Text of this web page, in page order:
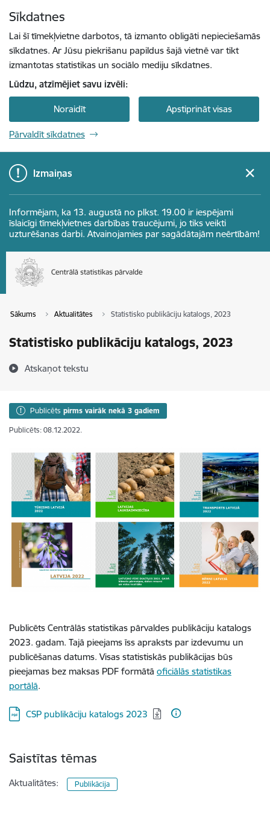
Sīkdatnes
Lai šī tīmekļvietne darbotos, tā izmanto obligāti nepieciešamās
sīkdatnes. Ar Jūsu piekrišanu papildus šajā vietnē var tikt
izmantotas statistikas un sociālo mediju sīkdatnes.
Lūdzu, atzīmējiet savu izvēli:
Noraidīt Apstiprināt visas
Pārvaldīt sīkdatnes
Izmaiņas
Informējam, ka 13. augustā no plkst. 19.00 ir iespējami
īslaicīgi tīmekļvietnes darbības traucējumi, jo tiks veikti
uzturēšanas darbi. Atvainojamies par sagādātajām neērtībām!
Sākums Aktualitātes Statistisko publikāciju katalogs, 2023
Statistisko publikāciju katalogs, 2023
Atskaņot tekstu
Publicēts pirms vairāk nekā 3 gadiem
Publicēts: 08.12.2022.
Publicēts Centrālās statistikas pārvaldes publikāciju katalogs
2023. gadam. Tajā pieejams īss apraksts par izdevumu un
publicēšanas datums. Visas statistiskās publikācijas būs
pieejamas bez maksas PDF formātā oficiālās statistikas
portālā.
Lejupielādēt:
CSP publikāciju katalogs 2023
Saistītas tēmas
Aktualitātes: Publikācija